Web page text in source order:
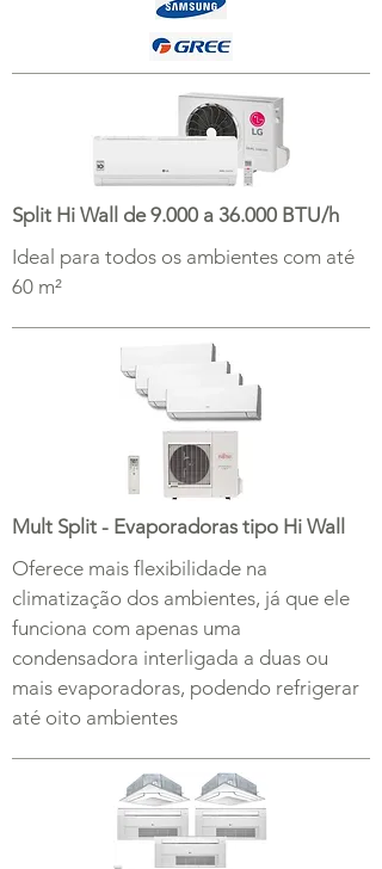
Split Hi Wall de 9.000 a 36.000 BTU/h
Ideal para todos os ambientes com até
60 m²
Mult Split - Evaporadoras tipo Hi Wall
Oferece mais flexibilidade na
climatização dos ambientes, já que ele
funciona com apenas uma
condensadora interligada a duas ou
mais evaporadoras, podendo refrigerar
até oito ambientes